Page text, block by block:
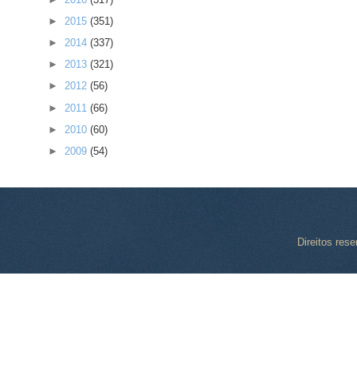
► 2015 (351)
► 2014 (337)
► 2013 (321)
► 2012 (56)
► 2011 (66)
► 2010 (60)
► 2009 (54)
Direitos